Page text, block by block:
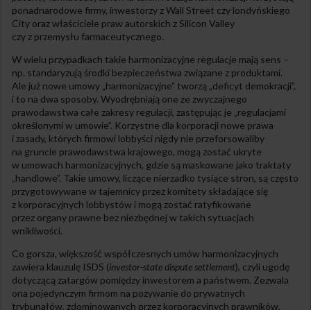
ponadnarodowe firmy, inwestorzy z Wall Street czy londyńskiego
City oraz właściciele praw autorskich z Silicon Valley
czy z przemysłu farmaceutycznego.
W wielu przypadkach takie harmonizacyjne regulacje mają sens –
np. standaryzują środki bezpieczeństwa związane z produktami.
Ale już nowe umowy „harmonizacyjne” tworzą „deficyt demokracji”,
i to na dwa sposoby. Wyodrębniają one ze zwyczajnego
prawodawstwa całe zakresy regulacji, zastępując je „regulacjami
określonymi w umowie”. Korzystne dla korporacji nowe prawa
i zasady, których firmowi lobbyści nigdy nie przeforsowaliby
na gruncie prawodawstwa krajowego, mogą zostać ukryte
w umowach harmonizacyjnych, gdzie są maskowane jako traktaty
„handlowe”. Takie umowy, liczące nierzadko tysiące stron, są często
przygotowywane w tajemnicy przez komitety składające się
z korporacyjnych lobbystów i mogą zostać ratyfikowane
przez organy prawne bez niezbędnej w takich sytuacjach
wnikliwości.
Co gorsza, większość współczesnych umów harmonizacyjnych
zawiera klauzulę ISDS (investor-state dispute settlement), czyli ugodę
dotyczącą zatargów pomiędzy inwestorem a państwem. Zezwala
ona pojedynczym firmom na pozywanie do prywatnych
trybunałów, zdominowanych przez korporacyjnych prawników,